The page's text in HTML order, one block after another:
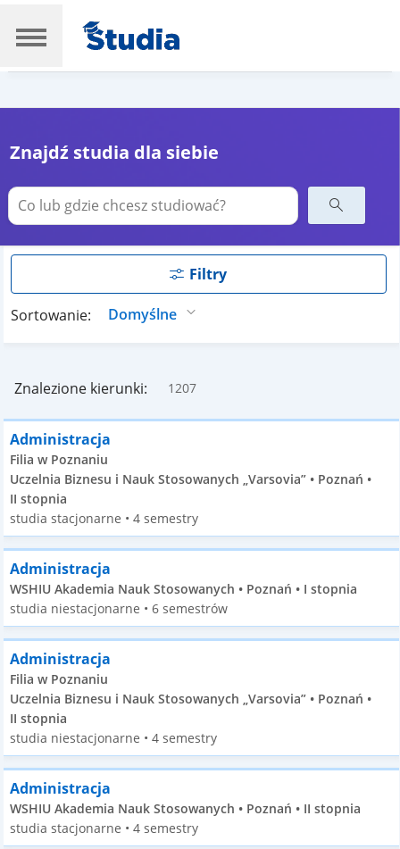
Znajdź studia dla siebie
Filtry
Sortowanie:
Znalezione kierunki: 1207
Administracja
Filia w Poznaniu
Uczelnia Biznesu i Nauk Stosowanych „Varsovia” • Poznań •
II stopnia
studia stacjonarne • 4 semestry
Administracja
WSHIU Akademia Nauk Stosowanych • Poznań • I stopnia
studia niestacjonarne • 6 semestrów
Administracja
Filia w Poznaniu
Uczelnia Biznesu i Nauk Stosowanych „Varsovia” • Poznań •
II stopnia
studia niestacjonarne • 4 semestry
Administracja
WSHIU Akademia Nauk Stosowanych • Poznań • II stopnia
studia stacjonarne • 4 semestry